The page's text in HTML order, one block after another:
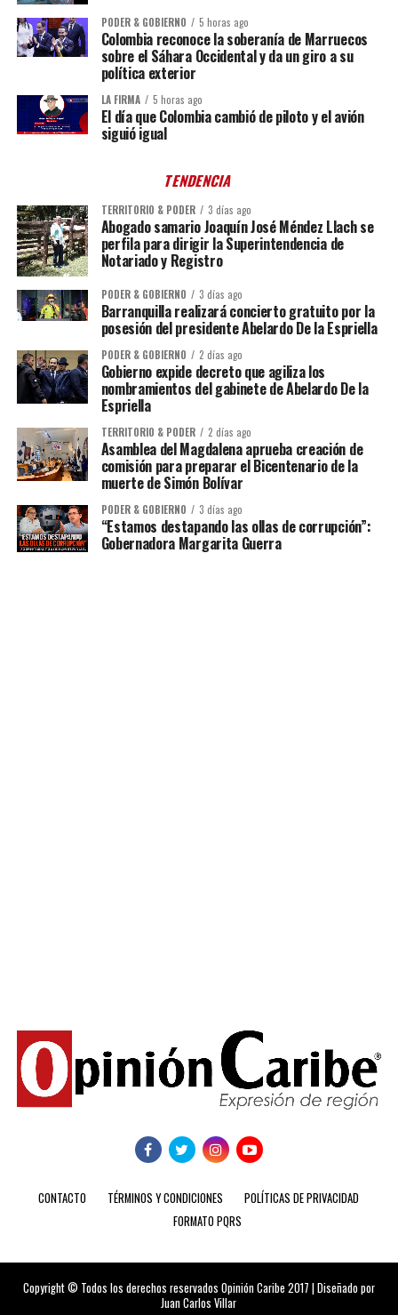
PODER & GOBIERNO 5 horas ago
Colombia reconoce la soberanía de Marruecos
sobre el Sáhara Occidental y da un giro a su
política exterior
LA FIRMA 5 horas ago
El día que Colombia cambió de piloto y el avión
siguió igual
TENDENCIA
TERRITORIO & PODER 3 días ago
Abogado samario Joaquín José Méndez Llach se
perfila para dirigir la Superintendencia de
Notariado y Registro
PODER & GOBIERNO 3 días ago
Barranquilla realizará concierto gratuito por la
posesión del presidente Abelardo De la Espriella
PODER & GOBIERNO 2 días ago
Gobierno expide decreto que agiliza los
nombramientos del gabinete de Abelardo De la
Espriella
TERRITORIO & PODER 2 días ago
Asamblea del Magdalena aprueba creación de
comisión para preparar el Bicentenario de la
muerte de Simón Bolívar
PODER & GOBIERNO 3 días ago
“Estamos destapando las ollas de corrupción”:
Gobernadora Margarita Guerra
CONTACTO TÉRMINOS Y CONDICIONES
POLÍTICAS DE PRIVACIDAD
FORMATO PQRS
Copyright © Todos los derechos reservados Opinión Caribe 2017 | Diseñado por
Juan Carlos Villar